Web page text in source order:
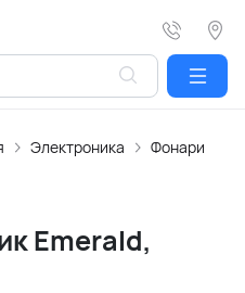
Электроника Фонари
Emerald,